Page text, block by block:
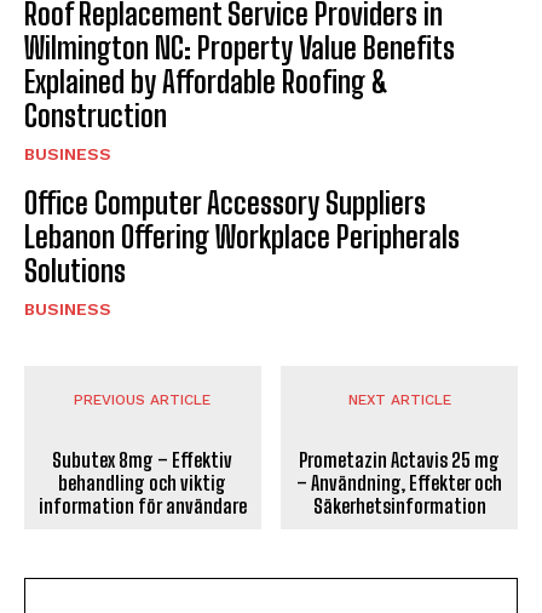
Roof Replacement Service Providers in
Wilmington NC: Property Value Benefits
Explained by Affordable Roofing &
Construction
BUSINESS
Office Computer Accessory Suppliers
Lebanon Offering Workplace Peripherals
Solutions
BUSINESS
PREVIOUS ARTICLE
Subutex 8mg – Effektiv
behandling och viktig
information för användare
NEXT ARTICLE
Prometazin Actavis 25 mg
– Användning, Effekter och
Säkerhetsinformation